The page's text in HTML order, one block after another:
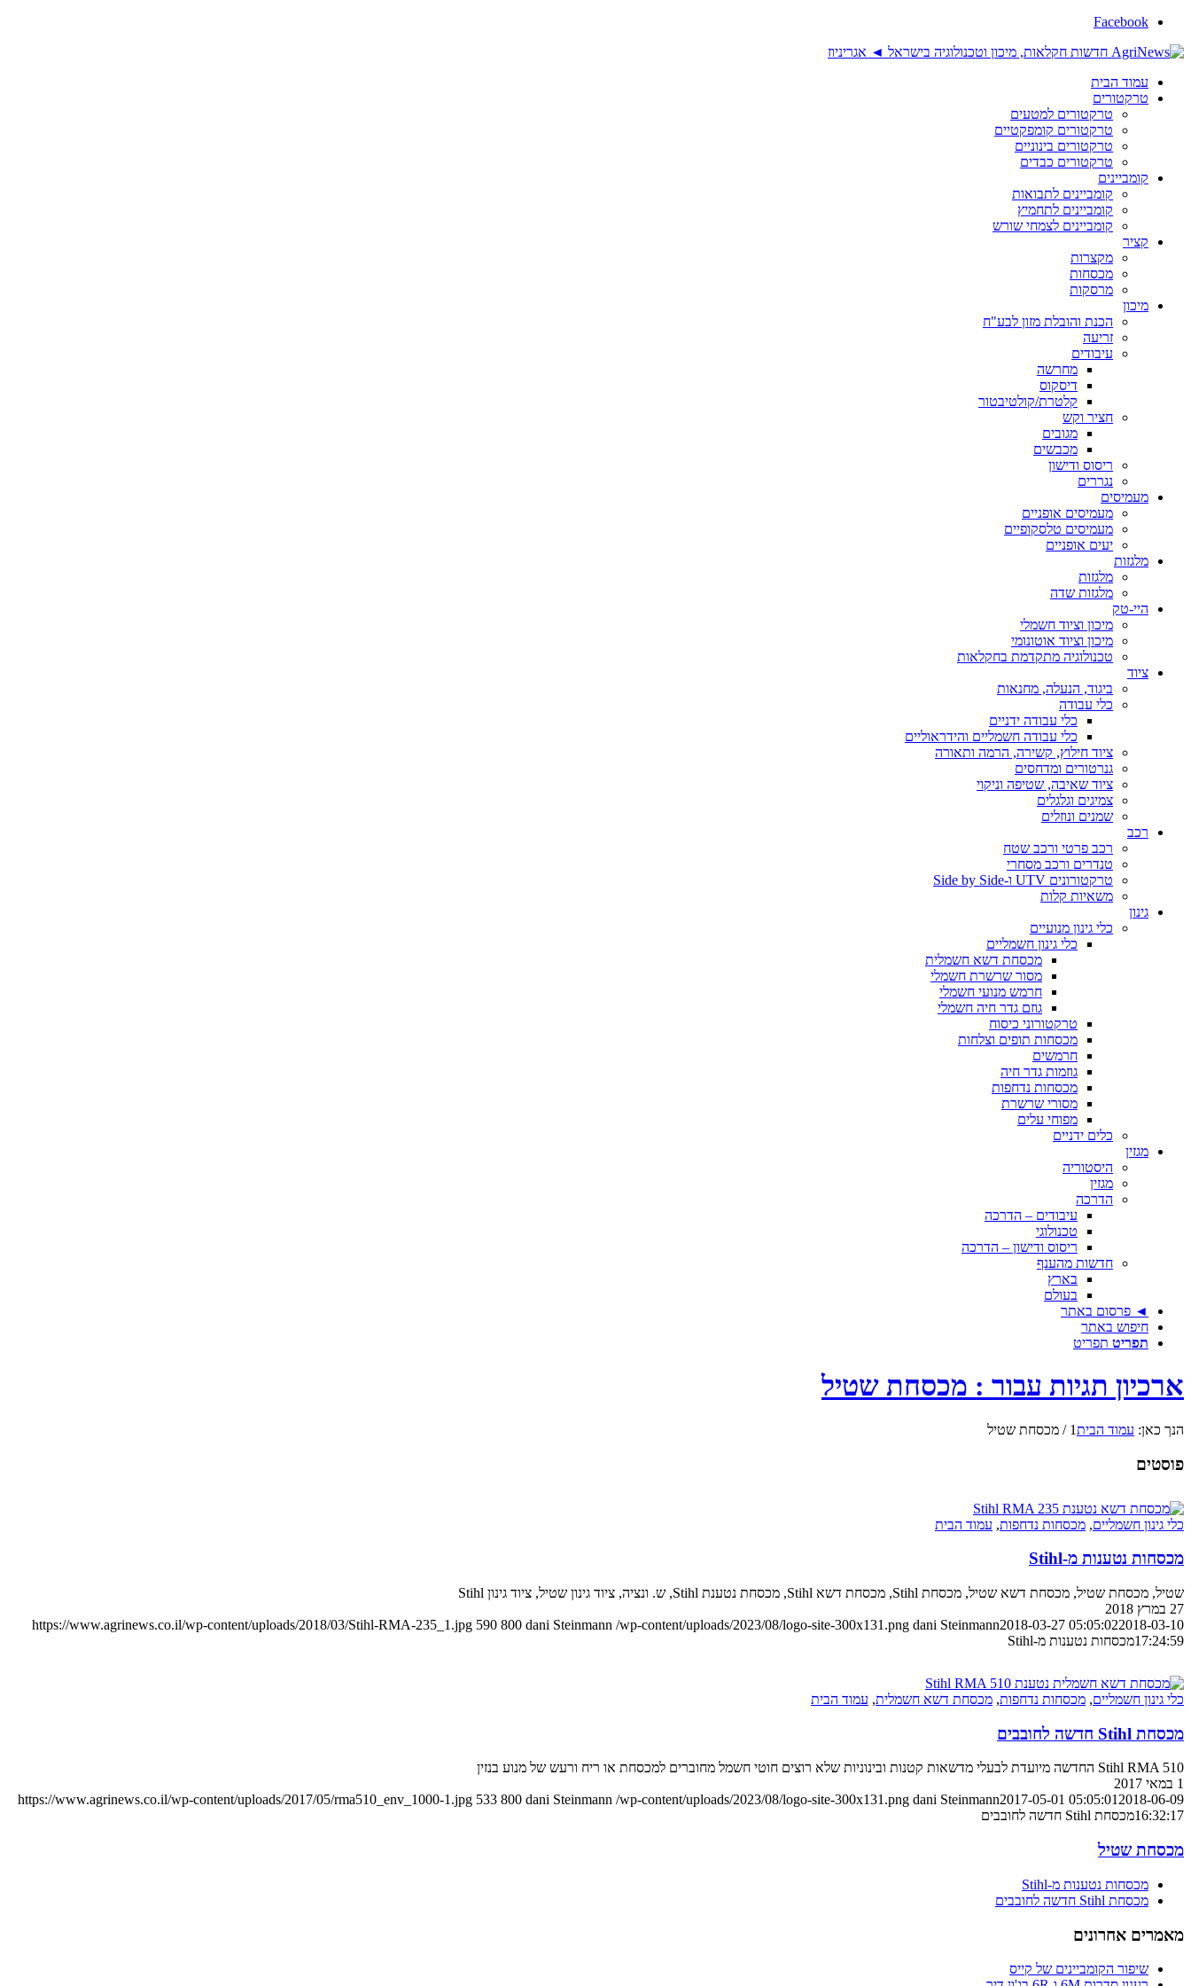
Facebook
עמוד הבית
טרקטורים
טרקטורים למטעים
טרקטורים קומפקטיים
טרקטורים בינוניים
טרקטורים כבדים
קומביינים
קומביינים לתבואות
קומביינים לתחמיץ
קומביינים לצמחי שורש
קציר
מקצרות
מכסחות
מרסקות
מיכון
הכנת והובלת מזון לבע"ח
זריעה
עיבודים
מחרשה
דיסקוס
קלטרת/קולטיבטור
חציר וקש
מגובים
מכבשים
ריסוס ודישון
נגררים
מעמיסים
מעמיסים אופניים
מעמיסים טלסקופיים
יעים אופניים
מלגזות
מלגזות
מלגזות שדה
היי-טק
מיכון וציוד חשמלי
מיכון וציוד אוטונומי
טכנולוגיה מתקדמת בחקלאות
ציוד
ביגוד, הנעלה, מחנאות
כלי עבודה
כלי עבודה ידניים
כלי עבודה חשמליים והידראוליים
ציוד חילוץ, קשירה, הרמה ותאורה
גנרטורים ומדחסים
ציוד שאיבה, שטיפה וניקוי
צמיגים וגלגלים
שמנים ונוזלים
רכב
רכב פרטי ורכב שטח
טנדרים ורכב מסחרי
טרקטורונים UTV ו-Side by Side
משאיות קלות
גינון
כלי גינון מנועיים
כלי גינון חשמליים
מכסחת דשא חשמלית
מסור שרשרת חשמלי
חרמש מנועי חשמלי
גוזם גדר חיה חשמלי
טרקטורוני כיסוח
מכסחות תופים וצלחות
חרמשים
גוזמות גדר חיה
מכסחות נדחפות
מסורי שרשרת
מפוחי עלים
כלים ידניים
מגזין
היסטוריה
מגזין
הדרכה
עיבודים – הדרכה
טכנולוגי
ריסוס ודישון – הדרכה
חדשות מהענף
בארץ
בעולם
◄ פרסום באתר
חיפוש באתר
תפריט תפריט
ארכיון תגיות עבור : מכסחת שטיל
הנך כאן: עמוד הבית1
/ מכסחת שטיל
פוסטים
כלי גינון חשמליים, מכסחות נדחפות, עמוד הבית
מכסחות נטענות מ-Stihl
שטיל, מכסחת שטיל, מכסחת דשא שטיל, מכסחת Stihl, מכסחת דשא Stihl, מכסחת נטענת Stihl, ש. ונציה, ציוד גינון שטיל, ציוד גינון Stihl
27 במרץ 2018
https://www.agrinews.co.il/wp-content/uploads/2018/03/Stihl-RMA-235_1.jpg 590 800 dani Steinmann /wp-content/uploads/2023/08/logo-site-300x131.png dani Steinmann2018-03-27 05:05:022018-03-10
17:24:59מכסחות נטענות מ-Stihl
כלי גינון חשמליים, מכסחות נדחפות, מכסחת דשא חשמלית, עמוד הבית
מכסחת Stihl חדשה לחובבים
Stihl RMA 510 החדשה מיועדת לבעלי מדשאות קטנות ובינוניות שלא רוצים חוטי חשמל מחוברים למכסחת או ריח ורעש של מנוע בנזין
1 במאי 2017
https://www.agrinews.co.il/wp-content/uploads/2017/05/rma510_env_1000-1.jpg 533 800 dani Steinmann /wp-content/uploads/2023/08/logo-site-300x131.png dani Steinmann2017-05-01 05:05:012018-06-09
16:32:17מכסחת Stihl חדשה לחובבים
מכסחת שטיל
מכסחות נטענות מ-Stihl
מכסחת Stihl חדשה לחובבים
מאמרים אחרונים
שיפור הקומביינים של קייס